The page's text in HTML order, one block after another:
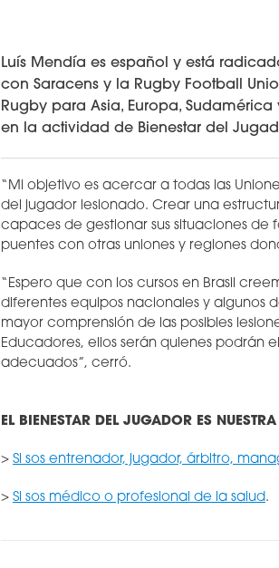
Luís Mendía es español y está
con Saracens y la Rugby Football
Rugby para Asia, Europa,
en la actividad de Bienestar del
“Mi objetivo es acercar a todas las
del jugador lesionado. Crear una
capaces de gestionar sus situaciones
puentes con otras uniones y regiones
“Espero que con los cursos en Brasil
diferentes equipos nacionales y algunos
mayor comprensión de las posibles
Educadores, ellos serán quienes podrán
adecuados”, cerró.
EL BIENESTAR DEL JUGADOR ES
> Si sos entrenador, jugador, árbitro,
> Si sos médico o profesional de la salud.